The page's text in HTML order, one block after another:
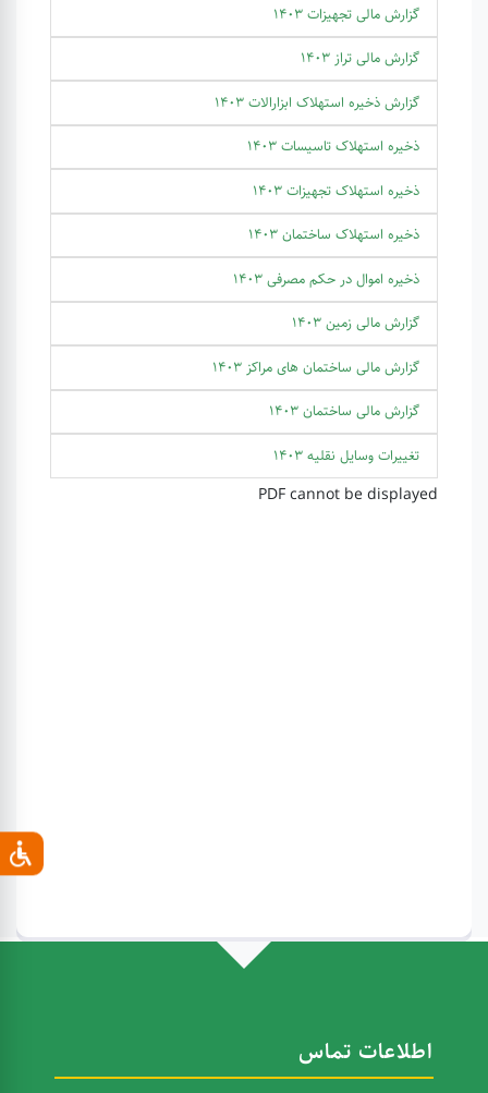
گزارش مالی تجهیزات 1403
گزارش مالی تراز 1403
گزارش ذخیره استهلاک ابزارالات 1403
ذخیره استهلاک تاسیسات 1403
ذخیره استهلاک تجهیزات 1403
ذخیره استهلاک ساختمان 1403
ذخیره اموال در حکم مصرفی 1403
گزارش مالی زمین 1403
گزارش مالی ساختمان های مراکز 1403
گزارش مالی ساختمان 1403
تغییرات وسایل نقلیه 1403
PDF cannot be displayed
اطلاعات تماس